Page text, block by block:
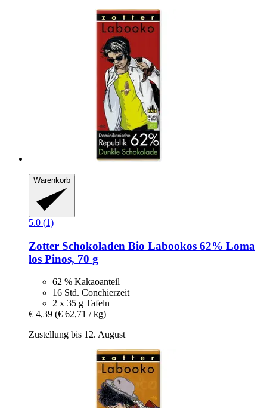
Warenkorb
5.0 (1)
Zotter Schokoladen Bio Labookos 62% Loma
los Pinos, 70 g
62 % Kakaoanteil
16 Std. Conchierzeit
2 x 35 g Tafeln
€ 4,39 (€ 62,71 / kg)
Zustellung bis 12. August